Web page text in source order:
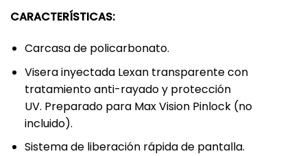
CARACTERÍSTICAS:
Carcasa de policarbonato.
Visera inyectada Lexan transparente con
tratamiento anti-rayado y protección
UV. Preparado para Max Vision Pinlock (no
incluido).
Sistema de liberación rápida de pantalla.